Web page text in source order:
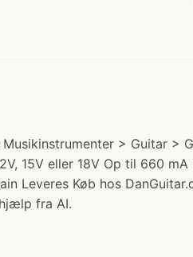
> Guitar
15V eller 18V Op til 660
Leveres Køb hos
fra AI.